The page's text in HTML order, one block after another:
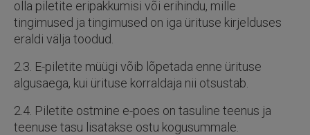
olla piletite eripakkumisi või erihindu, mille
tingimused ja tingimused on iga ürituse kirjelduses
eraldi välja toodud.
2.3. E-piletite müügi võib lõpetada enne ürituse
algusaega, kui ürituse korraldaja nii otsustab.
2.4. Piletite ostmine e-poes on tasuline teenus ja
teenuse tasu lisatakse ostu kogusummale.